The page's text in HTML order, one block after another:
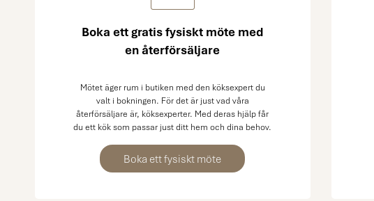
Boka ett gratis fysiskt möte med
en återförsäljare
Mötet äger rum i butiken med den köksexpert du
valt i bokningen. För det är just vad våra
återförsäljare är, köksexperter. Med deras hjälp får
du ett kök som passar just ditt hem och dina behov.
Boka ett fysiskt möte